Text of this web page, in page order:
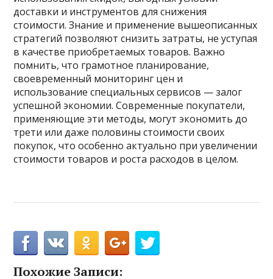
доставки и инструментов для снижения
стоимости. Знание и применение вышеописанных
стратегий позволяют снизить затраты, не уступая
в качестве приобретаемых товаров. Важно
помнить, что грамотное планирование,
своевременный мониторинг цен и
использование специальных сервисов — залог
успешной экономии. Современные покупатели,
применяющие эти методы, могут экономить до
трети или даже половины стоимости своих
покупок, что особенно актуально при увеличении
стоимости товаров и роста расходов в целом.
Похожие Записи: